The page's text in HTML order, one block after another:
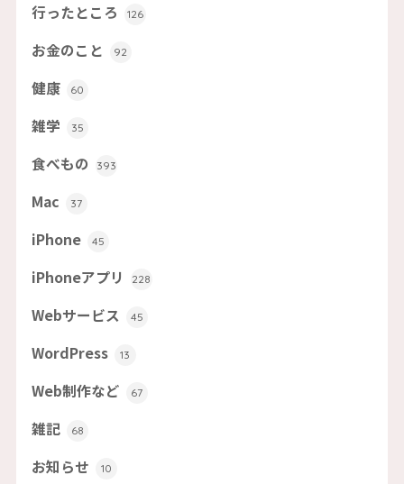
行ったところ 126
お金のこと 92
健康 60
雑学 35
食べもの 393
Mac 37
iPhone 45
iPhoneアプリ 228
Webサービス 45
WordPress 13
Web制作など 67
雑記 68
お知らせ 10